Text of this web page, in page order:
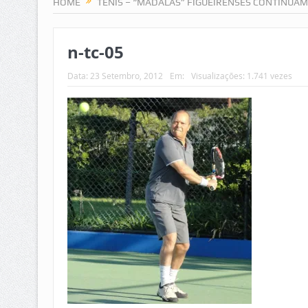
n-tc-05
Data: 23 Setembro, 2012 Em: Visualizações: 1.741 vezes